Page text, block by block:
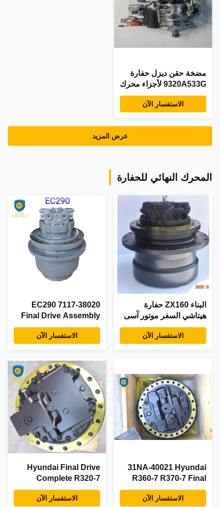
مضخة حقن ديزل حفارة
9320A533G لأجزاء محرك
كوماتسو
الاستفسار الآن
عرض المزيد
المحرك النهائي للحفارة
البناء ZX160 حفارة
هيتاشي السفر موتور آسى
الاستفسار الآن
7117-38020 EC290
Final Drive Assembly
Vol Vo Travel Motor
الاستفسار الآن
31NA-40021 Hyundai
R360-7 R370-7 Final
Drive Assembly
الاستفسار الآن
Hyundai Final Drive
Complete R320-7
Travel Motor Assy
الاستفسار الآن